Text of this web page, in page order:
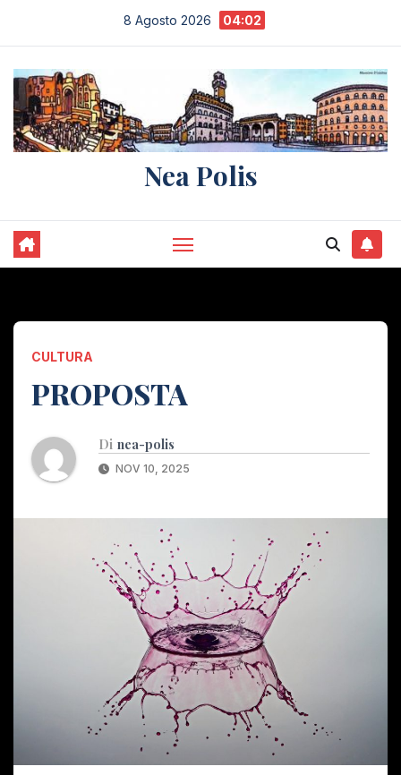
contenuto
8 Agosto 2026 04:02
Nea Polis
CULTURA
PROPOSTA
Di nea-polis
NOV 10, 2025